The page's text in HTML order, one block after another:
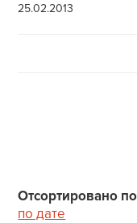
25.02.2013
Отсортировано
по дате